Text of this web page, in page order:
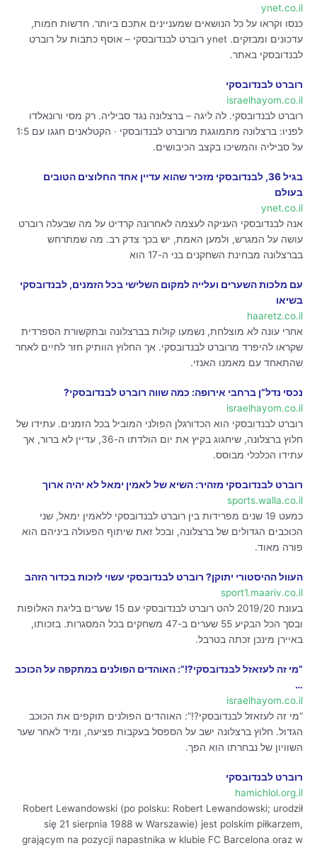
ynet.co.il
כנסו וקראו על כל הנושאים שמעניינים אתכם ביותר. חדשות חמות,
עדכונים ומבזקים. ynet רוברט לבנדובסקי – אוסף כתבות על רוברט
לבנדובסקי באתר.
רוברט לבנדובסקי
israelhayom.co.il
רוברט לבנדובסקי. לה ליגה – ברצלונה נגד סביליה. רק מסי ורונאלדו
לפניו: ברצלונה מתמוגגת מרוברט לבנדובסקי · הקטלאנים חגגו עם 1:5
על סביליה והמשיכו בקצב הכיבושים.
בגיל 36, לבנדובסקי מזכיר שהוא עדיין אחד החלוצים הטובים
בעולם
ynet.co.il
אנה לבנדובסקי העניקה לעצמה לאחרונה קרדיט על מה שבעלה רוברט
עושה על המגרש, ולמען האמת, יש בכך צדק רב. מה שמתרחש
בברצלונה מבחינת השחקנים בני ה-17 הוא
עם מלכות השערים ועלייה למקום השלישי בכל הזמנים, לבנדובסקי
בשיאו
haaretz.co.il
אחרי עונה לא מוצלחת, נשמעו קולות בברצלונה ובתקשורת הספרדית
שקראו להיפרד מרוברט לבנדובסקי. אך החלוץ הוותיק חזר לחיים לאחר
שהתאחד עם מאמנו האנזי.
נכסי נדל”ן ברחבי אירופה: כמה שווה רוברט לבנדובסקי?
israelhayom.co.il
רוברט לבנדובסקי הוא הכדורגלן הפולני המוביל בכל הזמנים. עתידו של
חלוץ ברצלונה, שיחגוג בקיץ את יום הולדתו ה-36, עדיין לא ברור, אך
עתידו הכלכלי מבוסס.
רוברט לבנדובסקי מזהיר: השיא של לאמין ימאל לא יהיה ארוך
sports.walla.co.il
כמעט 19 שנים מפרידות בין רוברט לבנדובסקי ללאמין ימאל, שני
הכוכבים הגדולים של ברצלונה, ובכל זאת שיתוף הפעולה ביניהם הוא
פורה מאוד.
העוול ההיסטורי יתוקן? רוברט לבנדובסקי עשוי לזכות בכדור הזהב
sport1.maariv.co.il
בעונת 2019/20 להט רוברט לבנדובסקי עם 15 שערים בליגת האלופות
ובסך הכל הבקיע 55 שערים ב-47 משחקים בכל המסגרות. בזכותו,
באיירן מינכן זכתה בטרבל.
“מי זה לעזאזל לבנדובסקי?!”: האוהדים הפולנים במתקפה על הכוכב
…
israelhayom.co.il
“מי זה לעזאזל לבנדובסקי?!”: האוהדים הפולנים תוקפים את הכוכב
הגדול. חלוץ ברצלונה ישב על הספסל בעקבות פציעה, ומיד לאחר שער
השוויון של נבחרתו הוא הפך.
רוברט לבנדובסקי
hamichlol.org.il
Robert Lewandowski (po polsku: Robert Lewandowski; urodził
się 21 sierpnia 1988 w Warszawie) jest polskim piłkarzem,
grającym na pozycji napastnika w klubie FC Barcelona oraz w